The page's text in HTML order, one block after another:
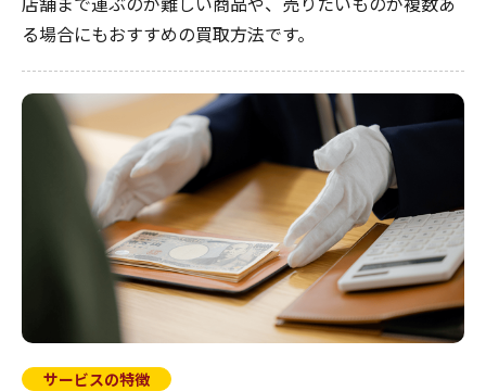
る場合にもおすすめの買取方法です。
サービスの特徴